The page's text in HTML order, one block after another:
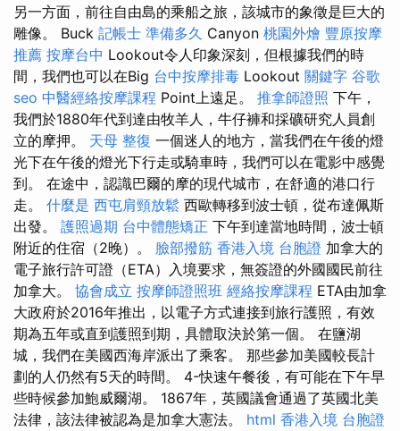
另一方面，前往自由島的乘船之旅，該城市的象徵是巨大的
雕像。 Buck 記帳士 準備多久 Canyon 桃園外燴 豐原按摩
推薦 按摩台中 Lookout令人印象深刻，但根據我們的時
間，我們也可以在Big 台中按摩排毒 Lookout 關鍵字 谷歌
seo 中醫經絡按摩課程 Point上遠足。 推拿師證照 下午，
我們於1880年代到達由牧羊人，牛仔褲和採礦研究人員創
立的摩押。 天母 整復 一個迷人的地方，當我們在午後的燈
光下在午後的燈光下行走或騎車時，我們可以在電影中感覺
到。 在途中，認識巴爾的摩的現代城市，在舒適的港口行
走。 什麼是 西屯肩頸放鬆 西歐轉移到波士頓，從布達佩斯
出發。 護照過期 台中體態矯正 下午到達當地時間，波士頓
附近的住宿（2晚）。 臉部撥筋 香港入境 台胞證 加拿大的
電子旅行許可證（ETA）入境要求，無簽證的外國國民前往
加拿大。 協會成立 按摩師證照班 經絡按摩課程 ETA由加拿
大政府於2016年推出，以電子方式連接到旅行護照，有效
期為五年或直到護照到期，具體取決於第一個。 在鹽湖
城，我們在美國西海岸派出了乘客。 那些參加美國較長計
劃的人仍然有5天的時間。 4-快速午餐後，有可能在下午早
些時候參加鮑威爾湖。 1867年，英國議會通過了英國北美
法律，該法律被認為是加拿大憲法。 html 香港入境 台胞證